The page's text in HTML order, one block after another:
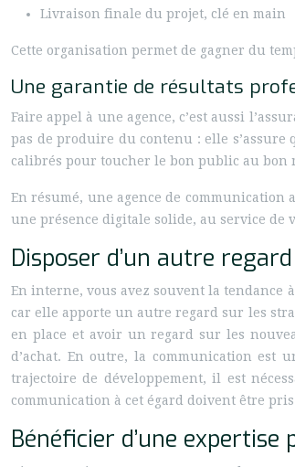
Livraison finale du projet, clé en main
Cette organisation permet de gagner du
Une garantie de résultats
Faire appel à une agence, c’est aussi
pas de produire du contenu : elle s’assure
calibrés pour toucher le bon public au
En résumé, une agence de
une présence digitale solide, au service de
Disposer d’un autre
En interne, vous avez souvent la tendance
car elle apporte un autre regard sur les
en place et avoir un regard sur les
d’achat. En outre, la communication est
trajectoire de développement, il est
communication à cet égard doivent être
Bénéficier d’une expertise